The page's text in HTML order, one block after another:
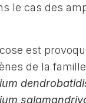
le cas des
est
de la